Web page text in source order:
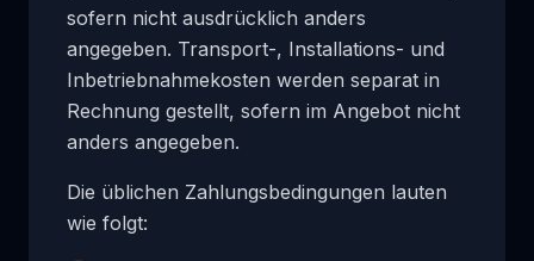
sofern nicht ausdrücklich anders
angegeben. Transport-, Installations- und
Inbetriebnahmekosten werden separat in
Rechnung gestellt, sofern im Angebot nicht
anders angegeben.
Die üblichen Zahlungsbedingungen lauten
wie folgt: